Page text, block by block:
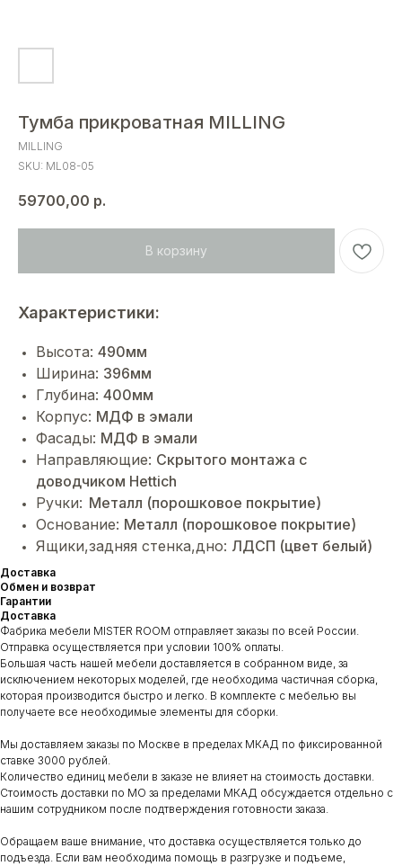
Тумба прикроватная MILLING
MILLING
SKU: ML08-05
59700,00 р.
В корзину
Характеристики:
Высота: 490мм
Ширина: 396мм
Глубина: 400мм
Корпус: МДФ в эмали
Фасады: МДФ в эмали
Направляющие: Cкрытого монтажа с
доводчиком Hettich
Ручки: Металл (порошковое покрытие)
Основание: Металл (порошковое покрытие)
Ящики,задняя стенка,дно: ЛДСП (цвет белый)
Доставка
Обмен и возврат
Гарантии
Доставка
Фабрика мебели MISTER ROOM отправляет заказы по всей России.
Отправка осуществляется при условии 100% оплаты.
Большая часть нашей мебели доставляется в собранном виде, за
исключением некоторых моделей, где необходима частичная сборка,
которая производится быстро и легко. В комплекте с мебелью вы
получаете все необходимые элементы для сборки.
Мы доставляем заказы по Москве в пределах МКАД по фиксированной
ставке 3000 рублей.
Количество единиц мебели в заказе не влияет на стоимость доставки.
Стоимость доставки по МО за пределами МКАД обсуждается отдельно с
нашим сотрудником после подтверждения готовности заказа.
Обращаем ваше внимание, что доставка осуществляется только до
подъезда. Если вам необходима помощь в разгрузке и подъеме,